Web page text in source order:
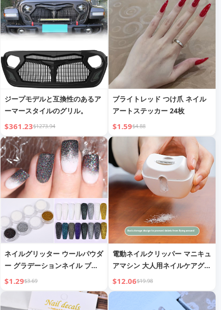
ジープモデルと互換性のあるア
ーマースタイルのグリル。
$361.23$1273.94
ブライトレッド つけ爪 ネイル
アートステッカー 24枚
$1.59$4.88
ネイルグリッター ウールパウダ
ー グラデーションネイル ブー
ミングパウダー
$1.29$3.69
電動ネイルクリッパー マニキュ
アマシン 大人用ネイルケアグラ
インダー
$12.06$19.98